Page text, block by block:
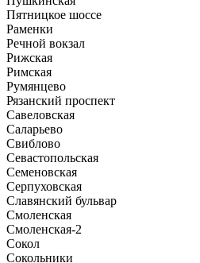
Пятницкое шоссе
Раменки
Речной вокзал
Рижская
Римская
Румянцево
Рязанский проспект
Савеловская
Саларьево
Свиблово
Севастопольская
Семеновская
Серпуховская
Славянский бульвар
Смоленская
Смоленская-2
Сокол
Сокольники